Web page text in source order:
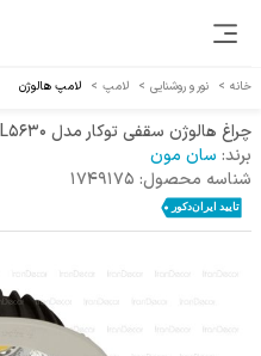
خانه > نور و روشنایی > لامپ > لامپ هالوژن
چراغ هالوژن سقفی توکار مدل L5630 از سان مون
برند: سان مون
شناسه محصول: 1749175